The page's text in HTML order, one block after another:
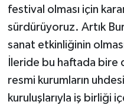
festival olması için
sürdürüyoruz. Artık
sanat etkinliğinin
İleride bu haftada bire
resmi kurumların
kuruluşlarıyla iş birliği